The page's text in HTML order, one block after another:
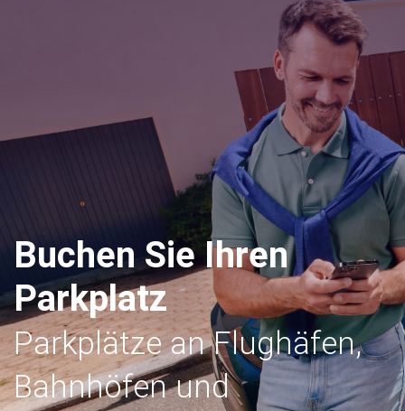
Buchen Sie Ihren
Parkplatz
Parkplätze an Flughäfen,
Bahnhöfen und